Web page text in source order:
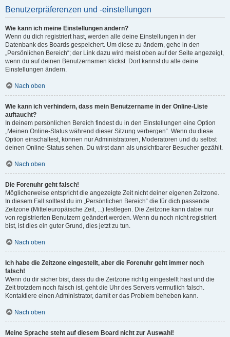
Benutzerpräferenzen und -einstellungen
Wie kann ich meine Einstellungen ändern?
Wenn du dich registriert hast, werden alle deine Einstellungen in der
Datenbank des Boards gespeichert. Um diese zu ändern, gehe in den
„Persönlichen Bereich“; der Link dazu wird meist oben auf der Seite angezeigt,
wenn du auf deinen Benutzernamen klickst. Dort kannst du alle deine
Einstellungen ändern.
Nach oben
Wie kann ich verhindern, dass mein Benutzername in der Online-Liste
auftaucht?
In deinem persönlichen Bereich findest du in den Einstellungen eine Option
„Meinen Online-Status während dieser Sitzung verbergen“. Wenn du diese
Option einschaltest, können nur Administratoren, Moderatoren und du selbst
deinen Online-Status sehen. Du wirst dann als unsichtbarer Besucher gezählt.
Nach oben
Die Forenuhr geht falsch!
Möglicherweise entspricht die angezeigte Zeit nicht deiner eigenen Zeitzone.
In diesem Fall solltest du im „Persönlichen Bereich“ die für dich passende
Zeitzone (Mitteleuropäische Zeit, ...) festlegen. Die Zeitzone kann dabei nur
von registrierten Benutzern geändert werden. Wenn du noch nicht registriert
bist, ist dies ein guter Grund, dies jetzt zu tun.
Nach oben
Ich habe die Zeitzone eingestellt, aber die Forenuhr geht immer noch
falsch!
Wenn du dir sicher bist, dass du die Zeitzone richtig eingestellt hast und die
Zeit trotzdem noch falsch ist, geht die Uhr des Servers vermutlich falsch.
Kontaktiere einen Administrator, damit er das Problem beheben kann.
Nach oben
Meine Sprache steht auf diesem Board nicht zur Auswahl!